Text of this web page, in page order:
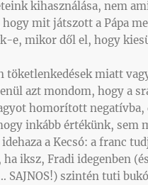
kihasználása, nem
mit játszott a Pápa
e, mikor dől el, hogy
töketlenkedések miatt
azt mondom, hogy a
homorított negatívba,
inkább értékünk, sem
a Kecsó: a franc
ha iksz, Fradi idegenben
SAJNOS!) szintén tuti